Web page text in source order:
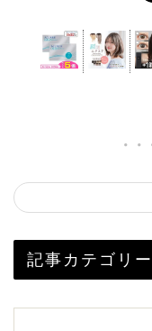
記事カテゴリー